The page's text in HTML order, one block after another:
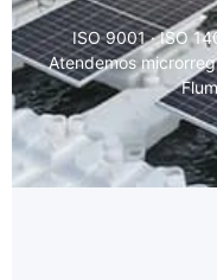
ISO 9001 · ISO
Atendemos